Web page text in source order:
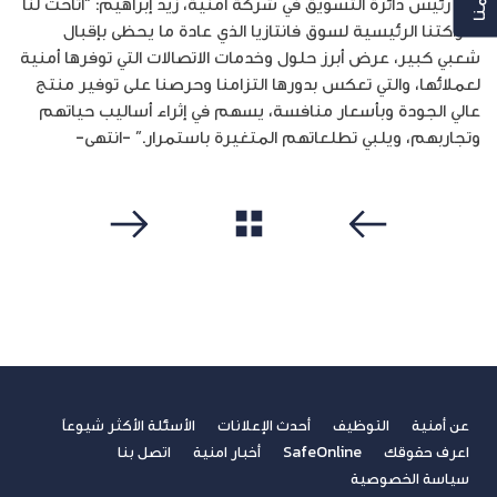
شراكتنا الرئيسية لسوق فانتازيا الذي عادة ما يحظى بإقبال
شعبي كبير، عرض أبرز حلول وخدمات الاتصالات التي توفرها أمنية
لعملائها، والتي تعكس بدورها التزامنا وحرصنا على توفير منتج
عالي الجودة وبأسعار منافسة، يسهم في إثراء أساليب حياتهم
وتجاربهم، ويلبي تطلعاتهم المتغيرة باستمرار.” -انتهى-
عن أمنية التوظيف أحدث الإعلانات
الأسئلة الأكثر شيوعاً
اعرف حقوقك
SafeOnline أخبار امنية
اتصل بنا
سياسة الخصوصية